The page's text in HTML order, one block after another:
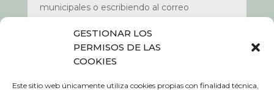
GESTIONAR LOS
PERMISOS DE LAS
COOKIES
Este sitio web únicamente utiliza cookies propias con finalidad técnica,
municipales o escribiendo al correo
Más información:Política de Privacidad de
nuestra web www.etxalar.eus apartado de
política de privacidad